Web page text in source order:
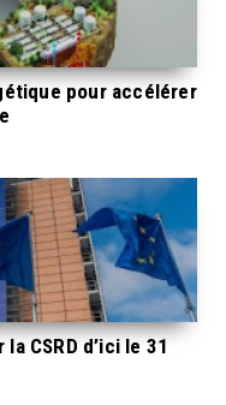
pour accélérer
CSRD d’ici le 31